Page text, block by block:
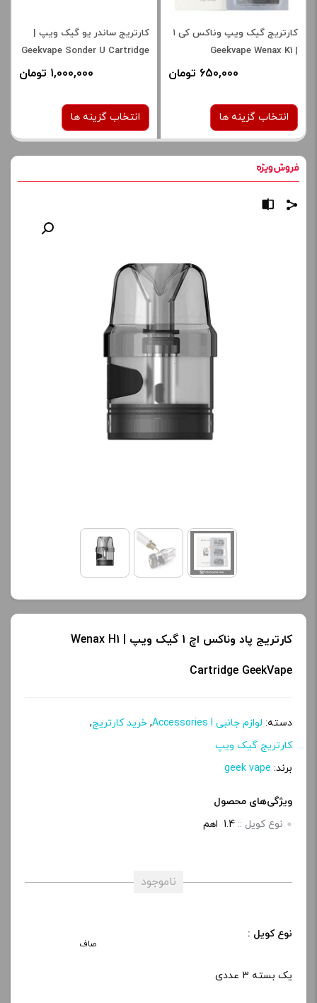
کارتریج گیک ویپ وناکس کی ۱
| Geekvape Wenax K1
650,000 تومان
انتخاب گزینه ها
در حال حاضر این محصول در انبار
باشد.
پ
کارتریج ساندر یو گیک ویپ |
Geekvape Sonder U Cartridge
1,000,000 تومان
انتخاب گزینه ها
نمایش قیمت ، گزینه های
محصول را از کادر بالا انتخاب
آخرین بروزرسانی
تمامی قیمت ها بروز
هستند.
کارتریج پاد وناکس اچ 1 گیک ویپ | Wenax H1
Cartridge GeekVape
دسته: لوازم جانبی Accessories l , خرید کارتریج,
کارتریج گیک ویپ
برند: geek vape
ویژگی‌های محصول
نوع کویل :: 1.4 اهم
ناموجود
نوع کویل :
صاف
یک بسته 3 عددی